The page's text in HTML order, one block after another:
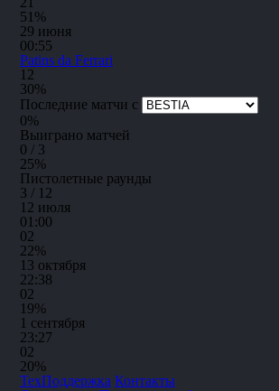
51%
29 июня
00:55
Patins da Ferrari
1 2
30%
Последние матчи с
0%
Выиграно матчей
0 / 3
25%
Пистолетные раунды
3 / 12
12 июля
01:00
02
22%
13 октября
22:38
02
19%
1 сентября
23:27
02
20%
ТехПоддержка Контакты